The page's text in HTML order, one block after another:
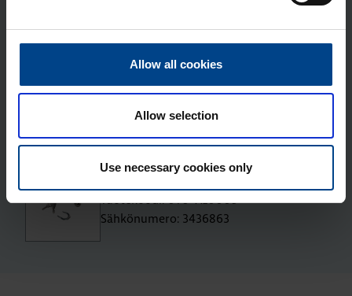
Allow all cookies
Allow selection
Use necessary cookies only
La­taus­kaa­pe­lin te­li­ne UTU-X, ve­don­
pois­ta­jal­la 114mm pyl­vää­seen
Sähkönumero: 3500706
Selät vas­tak­kain -asen­nus­te­li­ne
UTU-X
Tuotekoodi: UTU-X10002
Avain­luk­ko UTU-X
Tuotekoodi: UTU-X10009
Sähkönumero: 3436863